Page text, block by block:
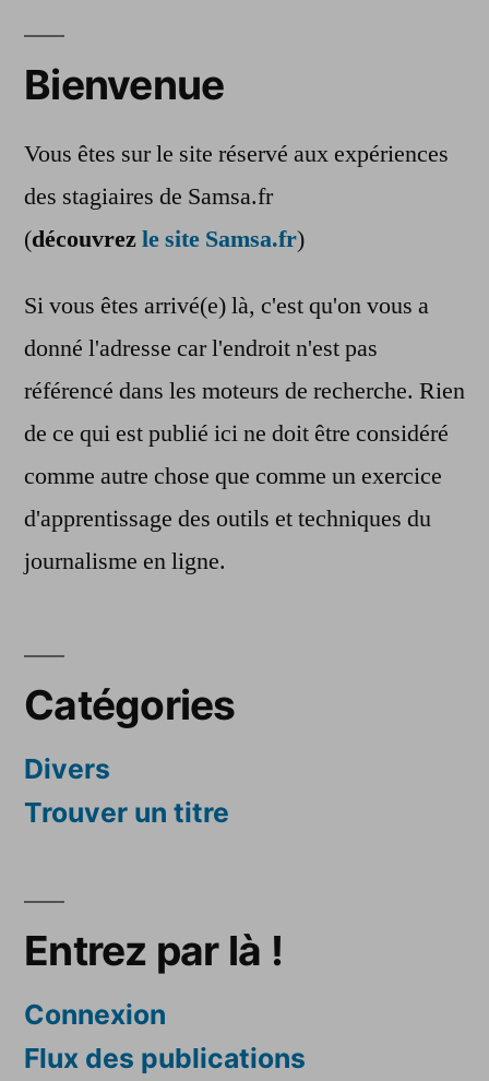
Bienvenue
Vous êtes sur le site réservé aux expériences
des stagiaires de Samsa.fr
(découvrezle site Samsa.fr)
Si vous êtes arrivé(e) là, c'est qu'on vous a
donné l'adresse car l'endroit n'est pas
référencé dans les moteurs de recherche. Rien
de ce qui est publié ici ne doit être considéré
comme autre chose que comme un exercice
d'apprentissage des outils et techniques du
journalisme en ligne.
Catégories
Divers
Trouver un titre
Entrez par là !
Connexion
Flux des publications